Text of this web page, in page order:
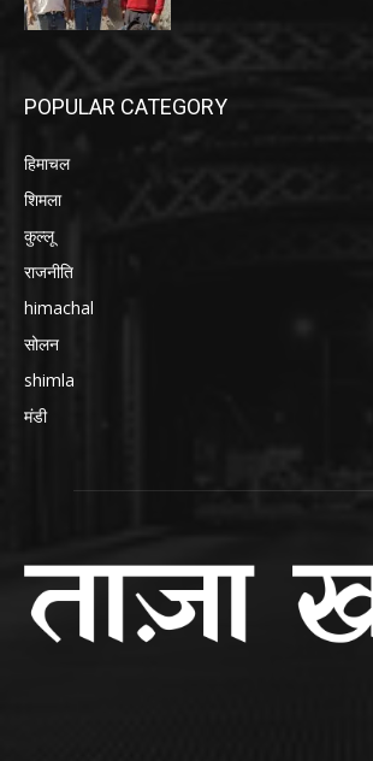
POPULAR CATEGORY
हिमाचल
शिमला
कुल्लू
राजनीति
himachal
सोलन
shimla
मंडी